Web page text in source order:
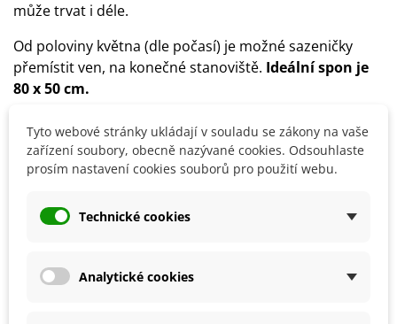
může trvat i déle.
Od poloviny května (dle počasí) je možné sazeničky
přemístit ven, na konečné stanoviště. Ideální spon je
80 x 50 cm.
Konečné stanoviště by mělo být
slunečné, teplné a
dobře chráněné.
Vždy použít
pro rajčata, papriky,
troubě.
hnojení. Doporučujeme použít například
Hoštické
Tyto webové stránky ukládají v souladu se zákony na vaše
zařízení soubory, obecně nazývané cookies. Odsouhlaste
prosím nastavení cookies souborů pro použití webu.
Technické cookies
Analytické cookies